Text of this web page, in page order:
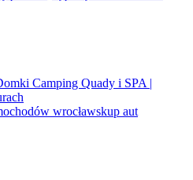
Camping Quady i SPA |
wrocławskup aut